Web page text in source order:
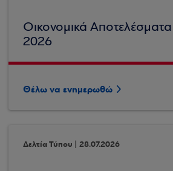
Οικονομικά
2026
Θέλω να ενημερωθώ
Δελτία Τύπου | 28.07.2026